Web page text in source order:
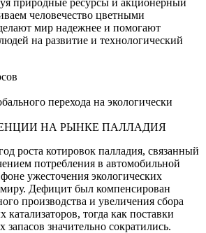
природные ресурсы и акционерный
человечество цветными
мир надежнее и помогают
на развитие и технологический
перехода на экологически
НА РЫНКЕ ПАЛЛАДИЯ
роста котировок палладия, связанный
потребления в автомобильной
ужесточения экологических
Дефицит был компенсирован
производства и увеличения сбора
тогда как поставки
запасов значительно сократились.